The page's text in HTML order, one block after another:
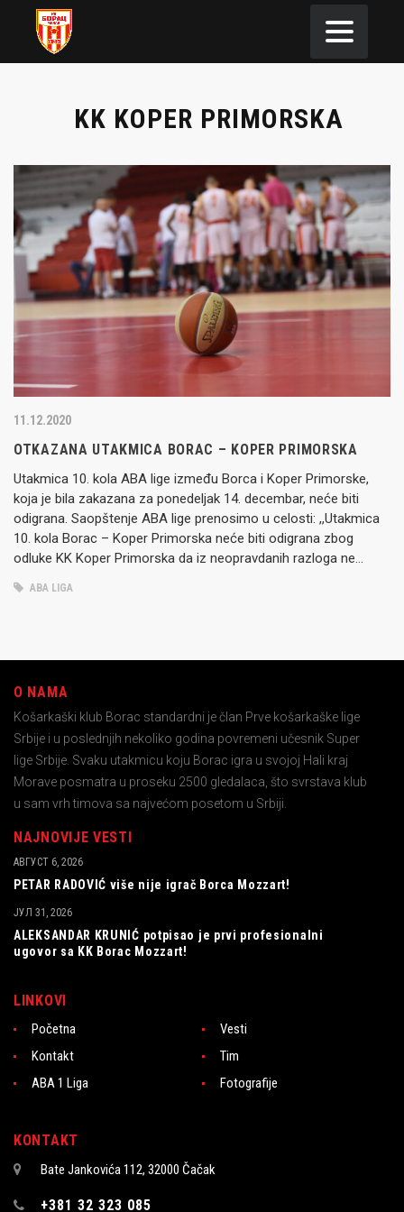
KK KOPER PRIMORSKA
11.12.2020
OTKAZANA UTAKMICA BORAC – KOPER PRIMORSKA
Utakmica 10. kola ABA lige između Borca i Koper Primorske,
koja je bila zakazana za ponedeljak 14. decembar, neće biti
odigrana. Saopštenje ABA lige prenosimo u celosti: ,,Utakmica
10. kola Borac – Koper Primorska neće biti odigrana zbog
odluke KK Koper Primorska da iz neopravdanih razloga ne
ABA LIGA
O NAMA
Košarkaški klub Borac standardni je član Prve košarkaške lige
Srbije i u poslednjih nekoliko godina povremeni učesnik Super
lige Srbije. Svaku utakmicu koju Borac igra u svojoj Hali kraj
Morave posmatra u proseku 2500 gledalaca, što svrstava klub
u sam vrh timova sa najvećom posetom u Srbiji.
NAJNOVIJE VESTI
PETAR RADOVIĆ više nije igrač Borca Mozzart!
АВГУСТ 6, 2026
ALEKSANDAR KRUNIĆ potpisao je prvi profesionalni
ugovor sa KK Borac Mozzart!
ЈУЛ 31, 2026
LINKOVI
Početna
Vesti
Kontakt
Tim
ABA 1 Liga
Fotografije
KONTAKT
Bate Jankovića 112, 32000 Čačak
+381 32 323 085